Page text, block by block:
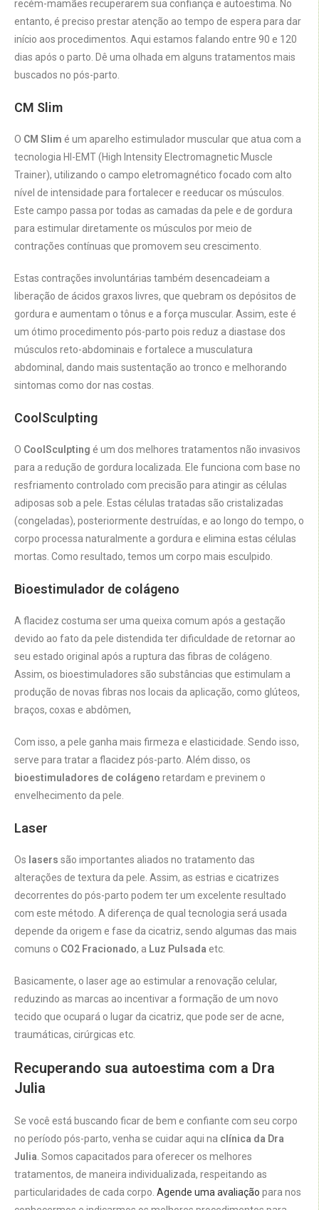
recém-mamães recuperarem sua confiança e autoestima. No
entanto, é preciso prestar atenção ao tempo de espera para dar
início aos procedimentos. Aqui estamos falando entre 90 e 120
dias após o parto. Dê uma olhada em alguns tratamentos mais
buscados no pós-parto.
CM Slim
O CM Slim é um aparelho estimulador muscular que atua com a
tecnologia HI-EMT (High Intensity Electromagnetic Muscle
Trainer), utilizando o campo eletromagnético focado com alto
nível de intensidade para fortalecer e reeducar os músculos.
Este campo passa por todas as camadas da pele e de gordura
para estimular diretamente os músculos por meio de
contrações contínuas que promovem seu crescimento.
Estas contrações involuntárias também desencadeiam a
liberação de ácidos graxos livres, que quebram os depósitos de
gordura e aumentam o tônus e a força muscular. Assim, este é
um ótimo procedimento pós-parto pois reduz a diastase dos
músculos reto-abdominais e fortalece a musculatura
abdominal, dando mais sustentação ao tronco e melhorando
sintomas como dor nas costas.
CoolSculpting
O CoolSculpting é um dos melhores tratamentos não invasivos
para a redução de gordura localizada. Ele funciona com base no
resfriamento controlado com precisão para atingir as células
adiposas sob a pele. Estas células tratadas são cristalizadas
(congeladas), posteriormente destruídas, e ao longo do tempo, o
corpo processa naturalmente a gordura e elimina estas células
mortas. Como resultado, temos um corpo mais esculpido.
Bioestimulador de colágeno
A flacidez costuma ser uma queixa comum após a gestação
devido ao fato da pele distendida ter dificuldade de retornar ao
seu estado original após a ruptura das fibras de colágeno.
Assim, os bioestimuladores são substâncias que estimulam a
produção de novas fibras nos locais da aplicação, como glúteos,
braços, coxas e abdômen,
Com isso, a pele ganha mais firmeza e elasticidade. Sendo isso,
serve para tratar a flacidez pós-parto. Além disso, os
bioestimuladores de colágeno retardam e previnem o
envelhecimento da pele.
Laser
Os lasers são importantes aliados no tratamento das
alterações de textura da pele. Assim, as estrias e cicatrizes
decorrentes do pós-parto podem ter um excelente resultado
com este método. A diferença de qual tecnologia será usada
depende da origem e fase da cicatriz, sendo algumas das mais
comuns o CO2 Fracionado, a Luz Pulsada etc.
Basicamente, o laser age ao estimular a renovação celular,
reduzindo as marcas ao incentivar a formação de um novo
tecido que ocupará o lugar da cicatriz, que pode ser de acne,
traumáticas, cirúrgicas etc.
Recuperando sua autoestima com a Dra
Julia
Se você está buscando ficar de bem e confiante com seu corpo
no período pós-parto, venha se cuidar aqui na clínica da Dra
Julia. Somos capacitados para oferecer os melhores
tratamentos, de maneira individualizada, respeitando as
particularidades de cada corpo. Agende uma avaliação para nos